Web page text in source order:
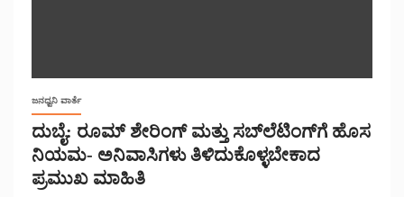
ಜನಧ್ವನಿ ವಾರ್ತೆ
ದುಬೈ: ರೂಮ್ ಶೇರಿಂಗ್ ಮತ್ತು ಸಬ್‌ಲೆಟಿಂಗ್‌ಗೆ ಹೊಸ
ನಿಯಮ- ಅನಿವಾಸಿಗಳು ತಿಳಿದುಕೊಳ್ಳಬೇಕಾದ
ಪ್ರಮುಖ ಮಾಹಿತಿ